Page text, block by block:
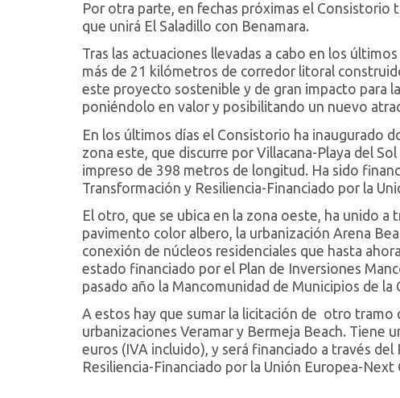
Por otra parte, en fechas próximas el
que unirá El Saladillo con Benamara.
Tras las actuaciones llevadas a cabo en los
más de 21 kilómetros de corredor litoral
este proyecto sostenible y de gran impacto para
poniéndolo en valor y posibilitando un nuevo
En los últimos días el Consistorio ha inaugurado
zona este, que discurre por Villacana-Playa del
impreso de 398 metros de longitud. Ha sido
Transformación y Resiliencia-Financiado por la
El otro, que se ubica en la zona oeste, ha unido
pavimento color albero, la urbanización Arena
conexión de núcleos residenciales que hasta
estado financiado por el Plan de Inversiones
pasado año la Mancomunidad de Municipios de la
A estos hay que sumar la licitación de otro tramo
urbanizaciones Veramar y Bermeja Beach. Tiene
euros (IVA incluido), y será financiado a través
Resiliencia-Financiado por la Unión Europea-Next